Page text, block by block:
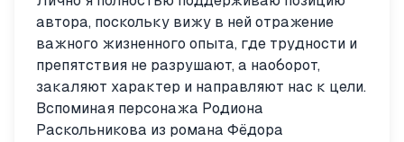
автора, поскольку вижу в ней отражение
важного жизненного опыта, где трудности и
препятствия не разрушают, а наоборот,
закаляют характер и направляют нас к цели.
Вспоминая персонажа Родиона
Раскольникова из романа Фёдора